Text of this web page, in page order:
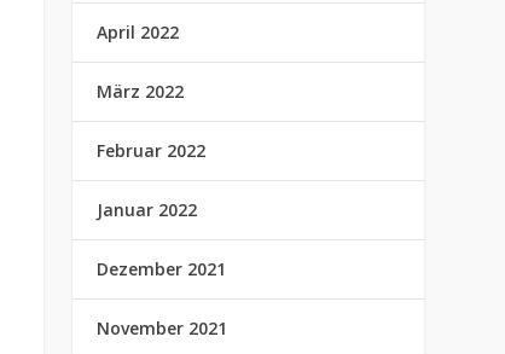
April 2022
März 2022
Februar 2022
Januar 2022
Dezember 2021
November 2021